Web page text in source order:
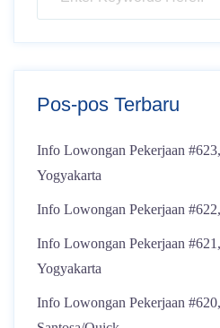
Pos-pos Terbaru
Info Lowongan Pekerjaan
Yogyakarta
Info Lowongan Pekerjaan
Info Lowongan Pekerjaan
Yogyakarta
Info Lowongan Pekerjaan